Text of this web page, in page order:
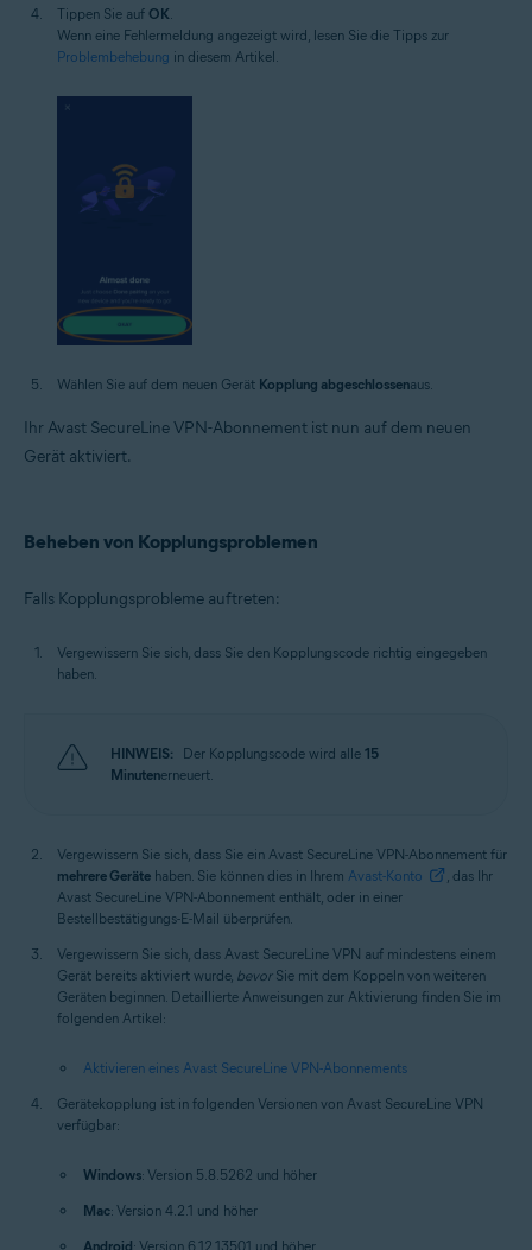
Tippen Sie auf OK
Wenn eine Fehlermeldung angezeigt wird, lesen Sie die Tipps zur
Problembehebung in diesem Artikel.
Wählen Sie auf dem neuen Gerät Kopplung abgeschlossenaus.
Ihr Avast SecureLine VPN-Abonnement ist nun auf dem neuen
Gerät aktiviert.
Beheben von Kopplungsproblemen
Falls Kopplungsprobleme auftreten:
Vergewissern Sie sich, dass Sie den Kopplungscode richtig eingegeben
haben.
HINWEIS: Der Kopplungscode wird alle 15
Minutenerneuert.
Vergewissern Sie sich, dass Sie ein Avast SecureLine VPN-Abonnement für
mehrere Geräte haben. Sie können dies in Ihrem Avast-Konto
, das Ihr
Avast SecureLine VPN-Abonnement enthält, oder in einer
Bestellbestätigungs-E-Mail überprüfen.
Vergewissern Sie sich, dass Avast SecureLine VPN auf mindestens einem
Gerät bereits aktiviert wurde, bevorSie mit dem Koppeln von weiteren
Geräten beginnen. Detaillierte Anweisungen zur Aktivierung finden Sie im
folgenden Artikel:
Aktivieren eines Avast SecureLine VPN-Abonnements
Gerätekopplung ist in folgenden Versionen von Avast SecureLine VPN
verfügbar:
Windows: Version 5.8.5262 und höher
Mac: Version 4.2.1 und höher
Android: Version 6.12.13501 und höher